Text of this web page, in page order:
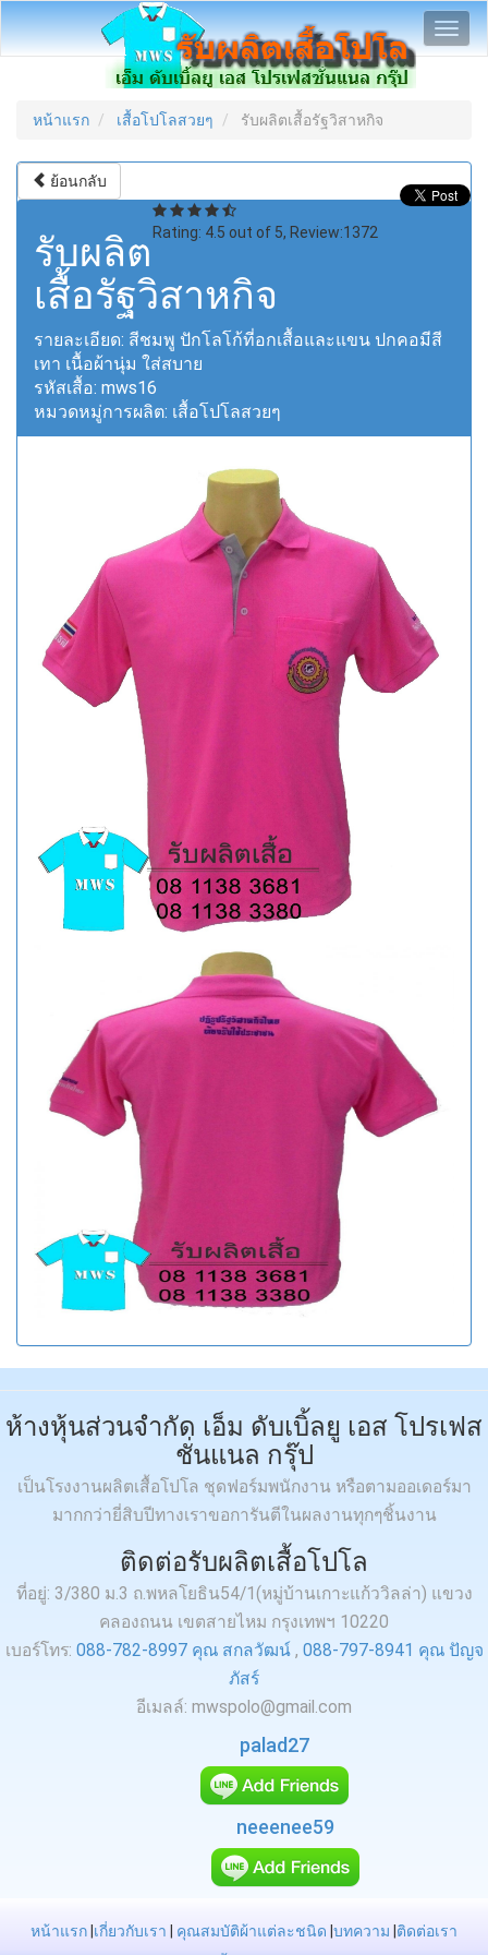
หน้าแรก เสื้อโปโลสวยๆ รับผลิตเสื้อรัฐวิสาหกิจ
ย้อนกลับ
Rating: 4.5 out of 5, Review:1372
รับผลิต
เสื้อรัฐวิสาหกิจ
รายละเอียด: สีชมพู ปักโลโก้ที่อกเสื้อและแขน ปกคอมีสี
เทา เนื้อผ้านุ่ม ใส่สบาย
รหัสเสื้อ: mws16
หมวดหมู่การผลิต: เสื้อโปโลสวยๆ
ห้างหุ้นส่วนจำกัด เอ็ม ดับเบิ้ลยู เอส โปรเฟส
ชั่นแนล กรุ๊ป
เป็นโรงงานผลิตเสื้อโปโล ชุดฟอร์มพนักงาน หรือตามออเดอร์มา
มากกว่ายี่สิบปีทางเราขอการันตีในผลงานทุกๆชิ้นงาน
ติดต่อรับผลิตเสื้อโปโล
ที่อยู่: 3/380 ม.3 ถ.พหลโยธิน54/1(หมู่บ้านเกาะแก้ววิลล่า) แขวง
คลองถนน เขตสายไหม กรุงเทพฯ 10220
เบอร์โทร: 088-782-8997 คุณ สกลวัฒน์ , 088-797-8941 คุณ ปัญจ
ภัสร์
อีเมลล์: mwspolo@gmail.com
palad27
neeenee59
หน้าแรก เกี่ยวกับเรา คุณสมบัติผ้าแต่ละชนิด บทความ ติดต่อเรา